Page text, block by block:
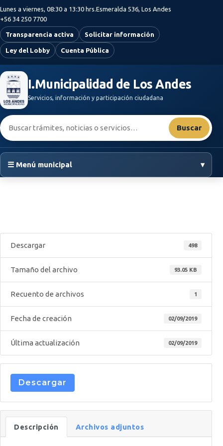
Saltar al contenido principal
Lunes a viernes, 08:30 a 13:30 hrs.Esmeralda 536, Los Andes
+56 34 250 7700
Transparencia activa Solicitar información
Ley del Lobby Cuenta Pública
I.Municipalidad de Los Andes
Servicios, información y participación ciudadana
Buscar:
Buscar
☰ Menú municipal ▾
Descargar 498
Tamaño del archivo 93.05 KB
Recuento de archivos 1
Fecha de creación 02/09/2019
Última actualización 02/09/2019
Descargar
Descripción Archivos adjuntos